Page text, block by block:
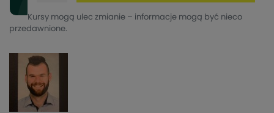
Kursy mogą ulec zmianie – informacje mogą być nieco
przedawnione.